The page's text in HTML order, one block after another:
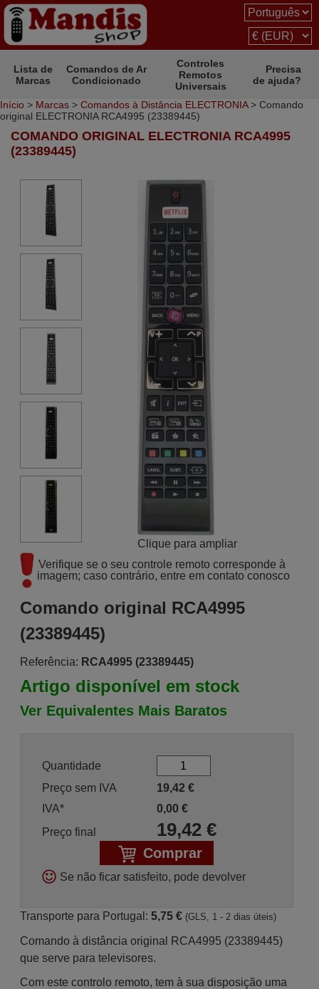
Lista de
Marcas
Comandos de Ar
Condicionado
Controles
Remotos
Universais
Precisa
de ajuda?
Início > Marcas > Comandos à Distância ELECTRONIA> Comando
original ELECTRONIA RCA4995 (23389445)
COMANDO ORIGINAL ELECTRONIA RCA4995
(23389445)
Clique para ampliar
Verifique se o seu controle remoto corresponde à
imagem; caso contrário, entre em contato conosco
Comando original RCA4995
(23389445)
Referência: RCA4995 (23389445)
Artigo disponível em stock
Ver Equivalentes Mais Baratos
Quantidade
Preço sem IVA
19,42 €
IVA*
0,00 €
Preço final
19,42€
Comprar
Se não ficar satisfeito, pode devolver
Transporte para Portugal: 5,75 € (GLS, 1 - 2 dias úteis)
Comando à distância original RCA4995 (23389445)
que serve para televisores.
Com este controlo remoto, tem à sua disposição uma